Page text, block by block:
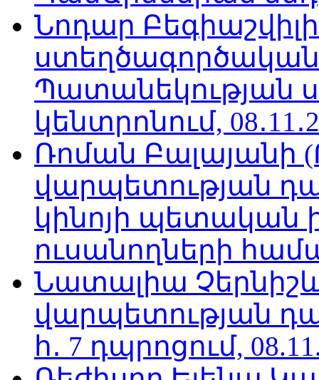
Նոդար
Պատանեկության
կենտրոնում,
Ռոման Բալայանի
վարպետության
կինոյի պետական
ուսանողների
Նատալիա
վարպետության
հ․ 7 դպրոցում,